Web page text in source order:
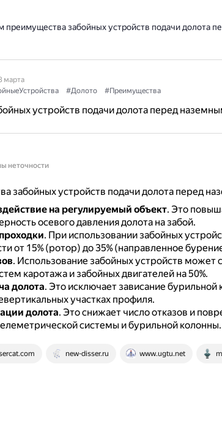
преимущества забойных устройств подачи долота
марта
#Долото #Преимущества
устройств подачи долота перед
неточности
забойных устройств подачи долота перед
на регулируемый объект. Это
осевого давления долота на забой.
. При использовании забойных
от 15% (ротор) до 35% (направленное
. Использование забойных устройств может
каротажа и забойных двигателей на 50%.
долота. Это исключает зависание бурильной
участках профиля.
долота. Это снижает число отказов и
системы и бурильной колонны.
new-disser.ru www.ugtu.net